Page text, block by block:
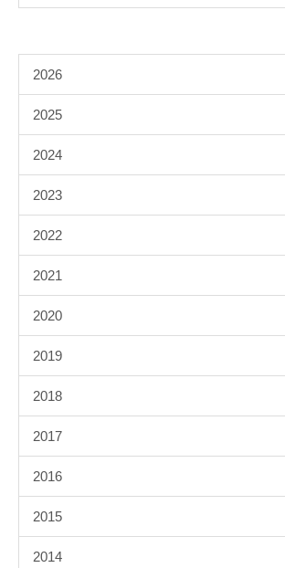
2026
2025
2024
2023
2022
2021
2020
2019
2018
2017
2016
2015
2014